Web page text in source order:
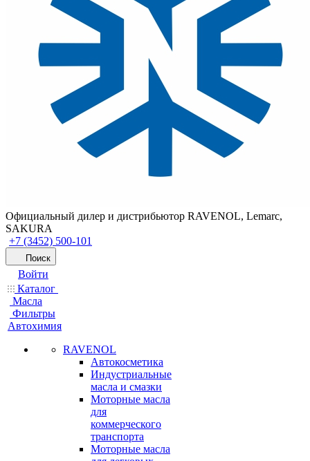
Официальный дилер и дистрибьютор RAVENOL, Lemarc,
SAKURA
+7 (3452) 500-101
Поиск
Войти
Каталог
Масла
Фильтры
Автохимия
RAVENOL
Автокосметика
Индустриальные
масла и смазки
Моторные масла
для
коммерческого
транспорта
Моторные масла